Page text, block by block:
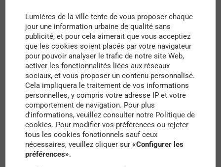
tons pastels et désaturés. »
témoigne Teuthis.
Ce qui est intéressant dans les œuvres de
l’artiste, c’est sans doute cet étonnant mélange
entre dessin naturaliste et art du graffiti. Il faut
dire que Teuthis a suivi des études
d’océanographie et a longtemps travaillé en tant
que biologiste marin. À cette fine connaissance
des animaux, l’artiste ajoute ce penchant naturel
pour le street art, qu’il pratique depuis longtemps.
Unis ensemble, les deux forment une source
Lumières de la ville tente de vous proposer chaque
jour une information urbaine de qualité sans
publicité, et pour cela aimerait que vous acceptiez
que les cookies soient placés par votre navigateur
pour pouvoir analyser le trafic de notre site Web,
activer les fonctionnalités liées aux réseaux
sociaux, et vous proposer un contenu personnalisé.
Cela impliquera le traitement de vos informations
personnelles, y compris votre adresse IP et votre
comportement de navigation. Pour plus
d'informations, veuillez consulter notre Politique de
cookies. Pour modifier vos préférences ou rejeter
tous les cookies fonctionnels sauf ceux
nécessaires, veuillez cliquer sur«Configurer les
préférences».